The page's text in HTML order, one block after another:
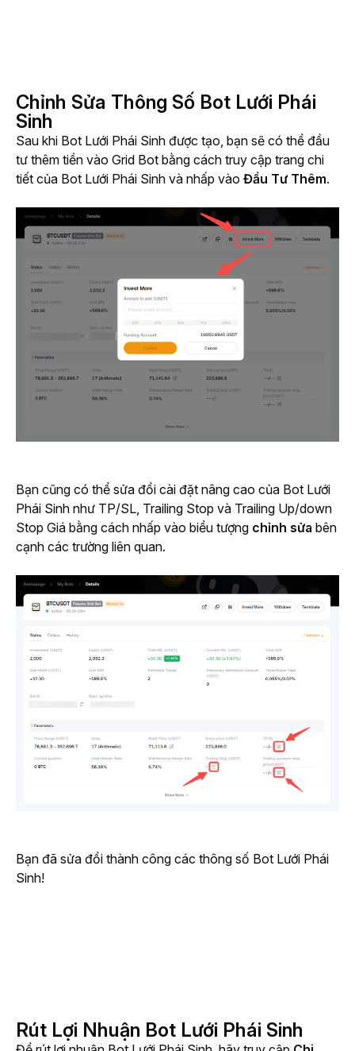
Chỉnh Sửa Thông Số Bot Lưới Phái
Sinh
Sau khi Bot Lưới Phái Sinh được tạo, bạn sẽ có thể đầu
tư thêm tiền vào Grid Bot bằng cách truy cập trang chi
tiết của Bot Lưới Phái Sinh và nhấp vào Đầu Tư Thêm.
Bạn cũng có thể sửa đổi cài đặt nâng cao của Bot Lưới
Phái Sinh như TP/SL, Trailing Stop và Trailing Up/down
Stop Giá bằng cách nhấp vào biểu tượng chỉnh sửa bên
cạnh các trường liên quan.
Bạn đã sửa đổi thành công các thông số Bot Lưới Phái
Sinh!
Rút Lợi Nhuận Bot Lưới Phái Sinh